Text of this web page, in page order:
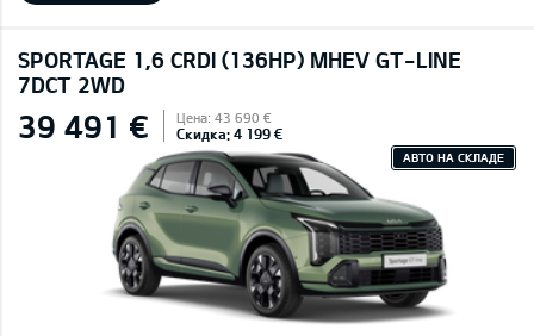
SPORTAGE 1,6 CRDI (136HP) MHEV GT-LINE
7DCT 2WD
39 491 € Цена: 43 690 €
Скидка: 4 199 €
АВТО НА СКЛАДЕ